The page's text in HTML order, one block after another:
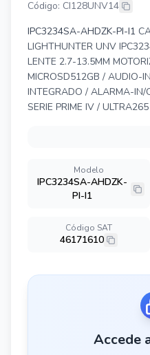
Código: CI128UNV14
IPC3234SA-AHDZK-PI-I1
LIGHTHUNTER UNV
LENTE 2.7-13.5MM
MICROSD512GB / AUDIO-
INTEGRADO / ALARMA-
SERIE PRIME IV /
Modelo
IPC3234SA-AHDZK-
PI-I1
Código SAT
46171610
Accede